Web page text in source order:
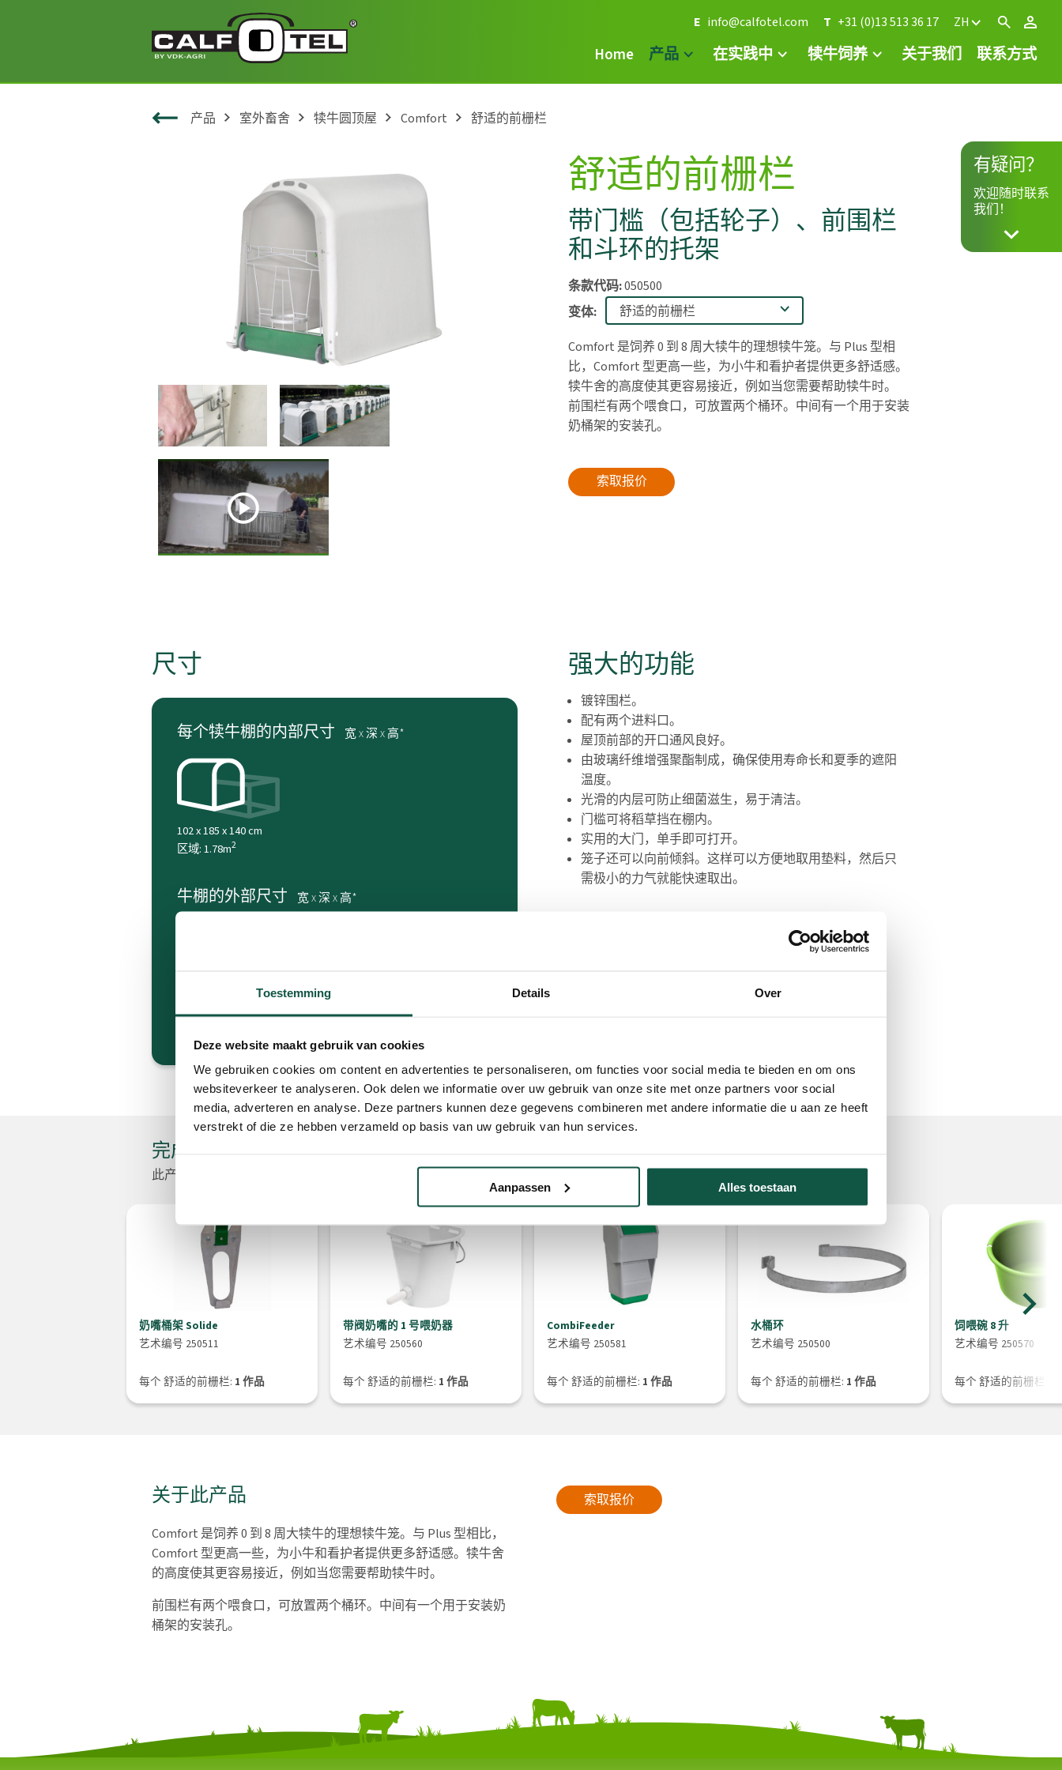
Toestemming Details Over
Deze website maakt gebruik van cookies
We gebruiken cookies om content en advertenties te personaliseren, om functies voor social media te bieden en om ons
websiteverkeer te analyseren. Ook delen we informatie over uw gebruik van onze site met onze partners voor social
media, adverteren en analyse. Deze partners kunnen deze gegevens combineren met andere informatie die u aan ze heeft
verstrekt of die ze hebben verzameld op basis van uw gebruik van hun services.
Aanpassen Alles toestaan
E info@calfotel.com T +31 (0)13 513 36 17 ZH
Home 产品 在实践中 犊牛饲养 关于我们 联系方式
产品 室外畜舍 犊牛圆顶屋 Comfort 舒适的前栅栏
有疑问？
欢迎随时联系
我们！
Play
舒适的前栅栏
带门槛（包括轮子）、前围栏
和斗环的托架
条款代码:050500
变体:
Comfort 是饲养 0 到 8 周大犊牛的理想犊牛笼。与 Plus 型相
比，Comfort 型更高一些，为小牛和看护者提供更多舒适感。
犊牛舍的高度使其更容易接近，例如当您需要帮助犊牛时。
前围栏有两个喂食口，可放置两个桶环。中间有一个用于安装
奶桶架的安装孔。
索取报价
尺寸
每个犊牛棚的内部尺寸 宽 x 深 x 高*
102 x 185 x 140 cm
区域: 1.78m2
牛棚的外部尺寸 宽 x 深 x 高*
114 x 198 x 140 cm
(* 宽 x 深 x 高)
强大的功能
镀锌围栏。
配有两个进料口。
屋顶前部的开口通风良好。
由玻璃纤维增强聚酯制成，确保使用寿命长和夏季的遮阳
温度。
光滑的内层可防止细菌滋生，易于清洁。
门槛可将稻草挡在棚内。
实用的大门，单手即可打开。
笼子还可以向前倾斜。这样可以方便地取用垫料，然后只
需极小的力气就能快速取出。
完成此产品
此产品的配件
奶嘴桶架 Solide
艺术编号 250511
每个 舒适的前栅栏: 1 作品
带阀奶嘴的 1 号喂奶器
艺术编号 250560
每个 舒适的前栅栏: 1 作品
CombiFeeder
艺术编号 250581
每个 舒适的前栅栏: 1 作品
水桶环
艺术编号 250500
每个 舒适的前栅栏: 1 作品
饲喂碗 8 升
艺术编号 250570
每个 舒适的前栅栏:
关于此产品
Comfort 是饲养 0 到 8 周大犊牛的理想犊牛笼。与 Plus 型相比，
Comfort 型更高一些，为小牛和看护者提供更多舒适感。犊牛舍
的高度使其更容易接近，例如当您需要帮助犊牛时。
前围栏有两个喂食口，可放置两个桶环。中间有一个用于安装奶
桶架的安装孔。
索取报价